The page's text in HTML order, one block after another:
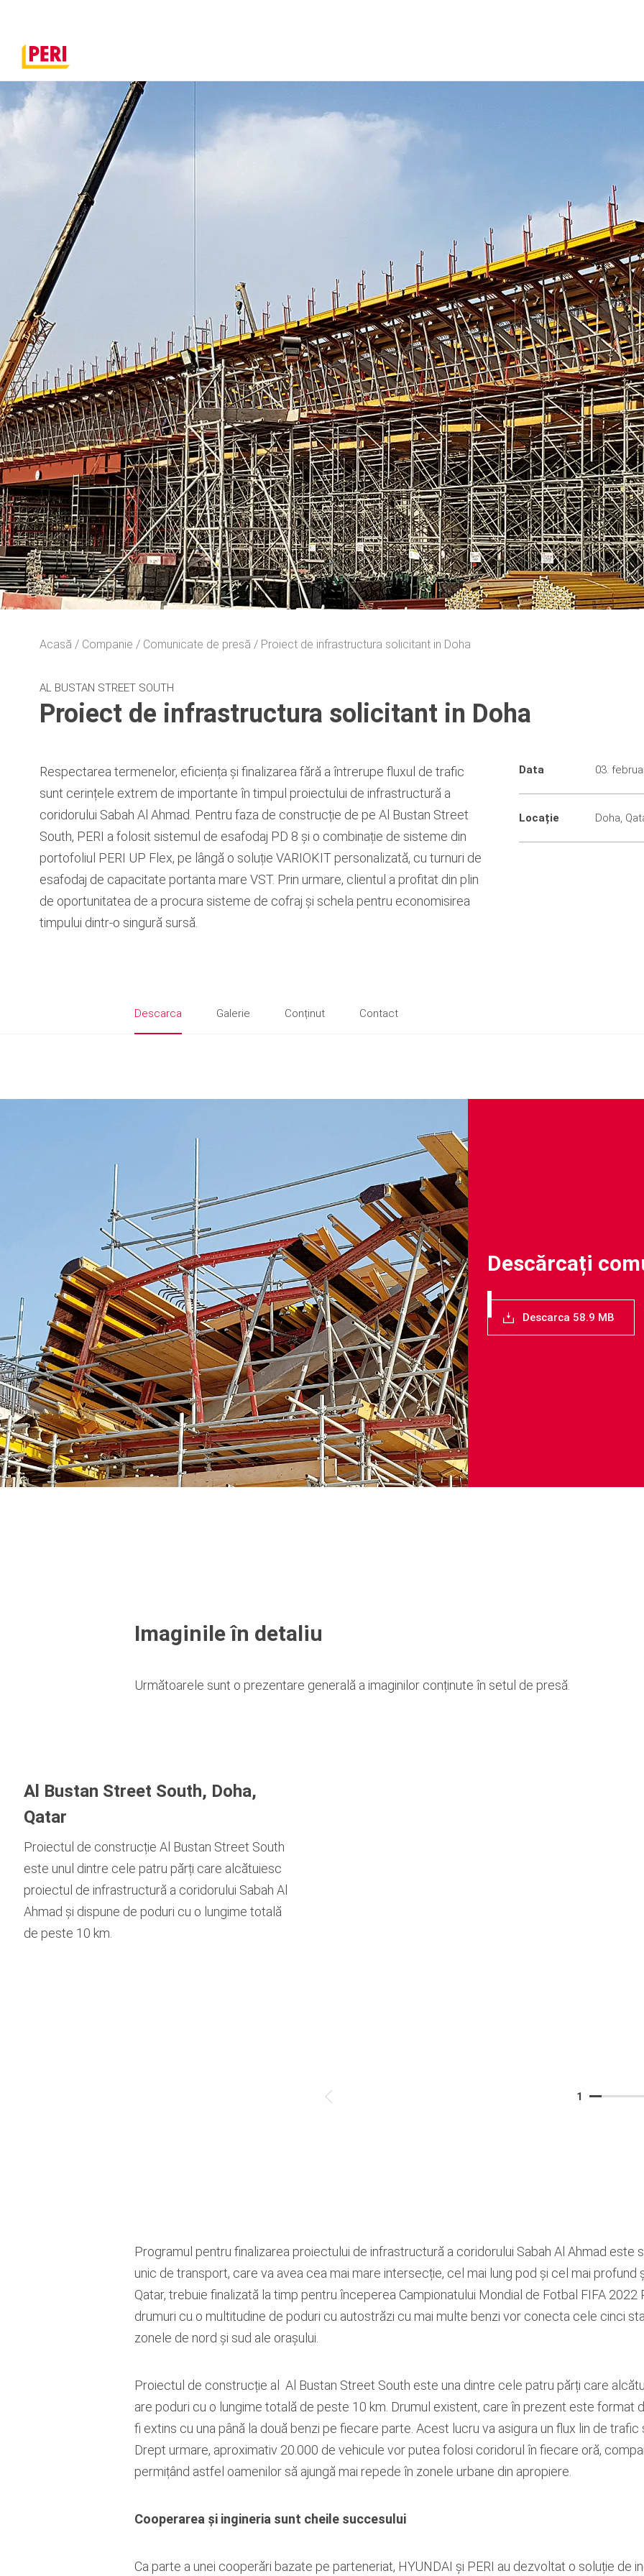
Acasă Companie Comunicate de presă Proiect de infrastructura solicitant in Doha
AL BUSTAN STREET SOUTH
Proiect de infrastructura solicitant in Doha
Respectarea termenelor, eficiența și finalizarea fără a întrerupe fluxul de trafic
sunt cerințele extrem de importante în timpul proiectului de infrastructură a
coridorului Sabah Al Ahmad. Pentru faza de construcție de pe Al Bustan Street
South, PERI a folosit sistemul de esafodaj PD 8 și o combinație de sisteme din
portofoliul PERI UP Flex, pe lângă o soluție VARIOKIT personalizată, cu turnuri de
esafodaj de capacitate portanta mare VST. Prin urmare, clientul a profitat din plin
de oportunitatea de a procura sisteme de cofraj și schela pentru economisirea
timpului dintr-o singură sursă.
Data 03.
Locație Doha,
Descarca Galerie Conținut Contact
Descărcați
Descarca 58.9 MB
Imaginile în detaliu
Următoarele sunt o prezentare generală a imaginilor conținute în setul de presă.
1
Al Bustan Street South, Doha,
Qatar
Proiectul de construcție Al Bustan Street South
este unul dintre cele patru părți care alcătuiesc
proiectul de infrastructură a coridorului Sabah Al
Ahmad și dispune de poduri cu o lungime totală
de peste 10 km.
Programul pentru finalizarea proiectului de infrastructură a coridorului Sabah Al Ahmad este
unic de transport, care va avea cea mai mare intersecție, cel mai lung pod și cel mai profund
Qatar, trebuie finalizată la timp pentru începerea Campionatului Mondial de Fotbal FIFA 2022
drumuri cu o multitudine de poduri cu autostrăzi cu mai multe benzi vor conecta cele cinci
zonele de nord și sud ale orașului.
Proiectul de construcție al Al Bustan Street South este una dintre cele patru părți care
are poduri cu o lungime totală de peste 10 km. Drumul existent, care în prezent este format
fi extins cu una până la două benzi pe fiecare parte. Acest lucru va asigura un flux lin de
Drept urmare, aproximativ 20.000 de vehicule vor putea folosi coridorul în fiecare oră,
permițând astfel oamenilor să ajungă mai repede în zonele urbane din apropiere.
Cooperarea și ingineria sunt cheile succesului
Ca parte a unei cooperări bazate pe parteneriat, HYUNDAI și PERI au dezvoltat o soluție de